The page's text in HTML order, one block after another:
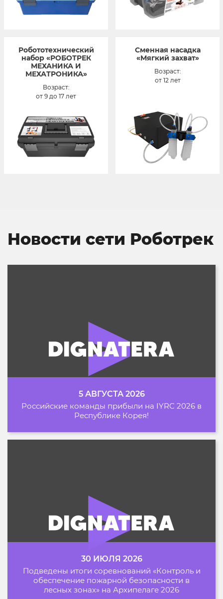
Робототехнический
набор «РОБОТРЕК
МЕХАНИКА И
МЕХАТРОНИКА»
Возраст:
от 9 до 17 лет
Сменная насадка
«Мягкий захват»
Возраст:
от 12 лет
Новости сети Роботрек
5 АВГУСТА 2026
Российские команды прибыли на IYRC 2026 в
Республике Корея!
30 ИЮЛЯ 2026
Подведены итоги соревнований «Контроль и
обеспечение пожарной безопасности в
лесных зонах» на Архипелаге 2026